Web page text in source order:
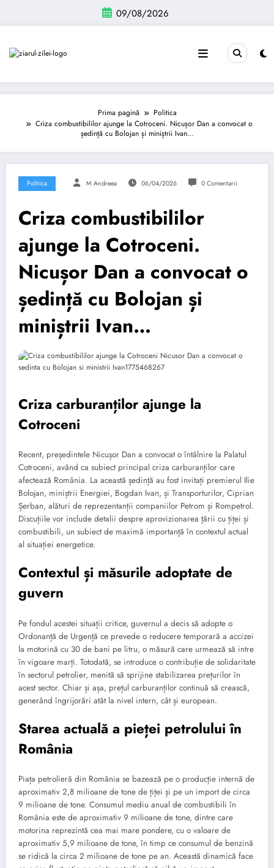
conținut
09/08/2026
Prima pagină
Politica
Criza combustibililor ajunge la Cotroceni. Nicușor Dan a convocat o
ședință cu Bolojan și miniștrii Ivan…
Politica M Andreea 06/04/2026 0 Comentarii
Criza combustibililor
ajunge la Cotroceni.
Nicușor Dan a convocat o
ședință cu Bolojan și
miniștrii Ivan…
Criza carburanților ajunge la
Cotroceni
Recent, președintele Nicușor Dan a convocat o întâlnire la Palatul
Cotroceni, având ca subiect principal criza carburanților care
afectează România. La această ședință au fost invitați premierul Ilie
Bolojan, miniștrii Energiei, Bogdan Ivan, și Transporturilor, Ciprian
Șerban, alături de reprezentanții companiilor Petrom și Rompetrol.
Discuțiile vor include detalii despre aprovizionarea țării cu țiței și
combustibili, un subiect de maximă importanță în contextul actual
al situației energetice.
Contextul și măsurile adoptate de
guvern
Pe fondul acestei situații critice, guvernul a decis să adopte o
Ordonanță de Urgență ce prevede o reducere temporară a accizei
la motorină cu 30 de bani pe litru, o măsură care urmează să intre
în vigoare marți. Totodată, se introduce o contribuție de solidaritate
în sectorul petrolier, menită să sprijine stabilizarea prețurilor în
acest sector. Chiar și așa, prețul carburanților continuă să crească,
generând îngrijorări atât la nivel intern, cât și european.
Starea actuală a pieței petrolului în
România
Piața petrolieră din România se bazează pe o producție internă de
aproximativ 2,8 milioane de tone de țiței și pe un import de circa
9 milioane de tone. Consumul mediu anual de combustibili în
România este de aproximativ 9 milioane de tone, dintre care
motorina reprezintă cea mai mare pondere, cu o valoare de
aproximativ 5,9 milioane de tone, în timp ce consumul de benzină
se ridică la circa 2 milioane de tone pe an. Această dinamică face